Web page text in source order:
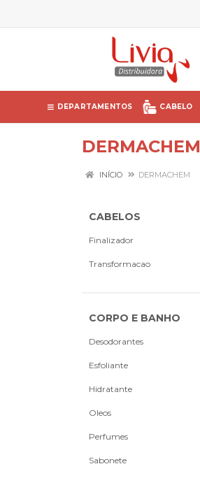
DEPARTAMENTOS CABELO
DERMACHEM
INÍCIO DERMACHEM
CABELOS
Finalizador
Transformacao
CORPO E BANHO
Desodorantes
Esfoliante
Hidratante
Oleos
Perfumes
Sabonete